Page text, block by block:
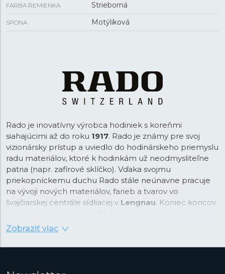
FARBA REMIENKA Strieborná
SPONA Motýliková
Rado je inovatívny výrobca hodiniek s koreňmi
siahajúcimi až do roku 1917. Rado je známy pre svoj
vizionársky prístup a uviedlo do hodinárskeho priemyslu
radu materiálov, ktoré k hodinkám už neodmysliteľne
patria (napr. zafírové sklíčko). Vďaka svojmu
priekopníckemu duchu Rado stále neúnavne pracuje
na vývoji nových materiálov, farieb a tvarov vo
švajčiarskej centrále sídliacej v Lengnau. Koniec koncov
materiálov“.
Zobraziť viac